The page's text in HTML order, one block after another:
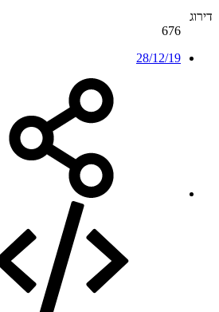
דירוג
676
28/12/19